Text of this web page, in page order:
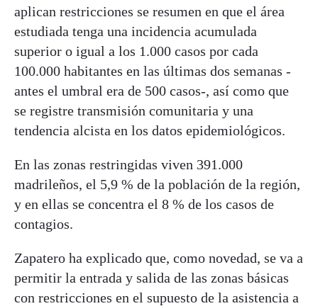
aplican restricciones se resumen en que el área
estudiada tenga una incidencia acumulada
superior o igual a los 1.000 casos por cada
100.000 habitantes en las últimas dos semanas -
antes el umbral era de 500 casos-, así como que
se registre transmisión comunitaria y una
tendencia alcista en los datos epidemiológicos.
En las zonas restringidas viven 391.000
madrileños, el 5,9 % de la población de la región,
y en ellas se concentra el 8 % de los casos de
contagios.
Zapatero ha explicado que, como novedad, se va a
permitir la entrada y salida de las zonas básicas
con restricciones en el supuesto de la asistencia a